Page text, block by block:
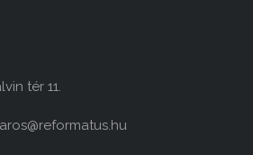
tér 11.